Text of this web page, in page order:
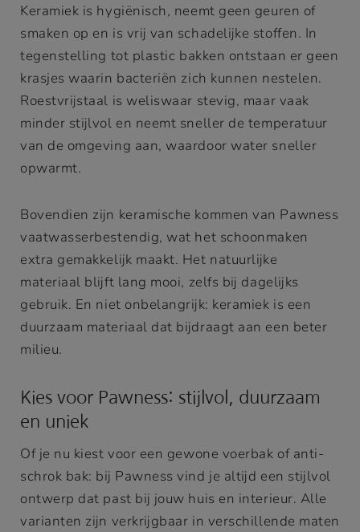
Keramiek is hygiënisch, neemt geen geuren of
smaken op en is vrij van schadelijke stoffen. In
tegenstelling tot plastic bakken ontstaan er geen
krasjes waarin bacteriën zich kunnen nestelen.
Roestvrijstaal is weliswaar stevig, maar vaak
minder stijlvol en neemt sneller de temperatuur
van de omgeving aan, waardoor water sneller
opwarmt.
Bovendien zijn keramische kommen van Pawness
vaatwasserbestendig, wat het schoonmaken
extra gemakkelijk maakt. Het natuurlijke
materiaal blijft lang mooi, zelfs bij dagelijks
gebruik. En niet onbelangrijk: keramiek is een
duurzaam materiaal dat bijdraagt aan een beter
milieu.
Kies voor Pawness: stijlvol, duurzaam
en uniek
Of je nu kiest voor een gewone voerbak of anti-
schrok bak: bij Pawness vind je altijd een stijlvol
ontwerp dat past bij jouw huis en interieur. Alle
varianten zijn verkrijgbaar in verschillende maten